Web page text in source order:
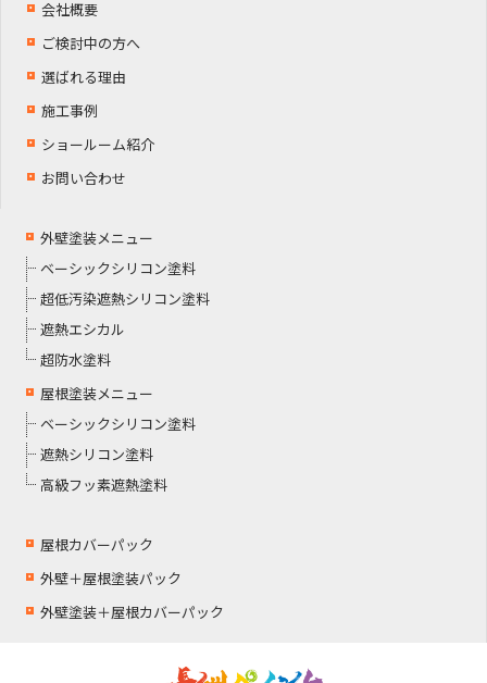
会社概要
ご検討中の方へ
選ばれる理由
施工事例
ショールーム紹介
お問い合わせ
外壁塗装メニュー
ベーシックシリコン塗料
超低汚染遮熱シリコン塗料
遮熱エシカル
超防水塗料
屋根塗装メニュー
ベーシックシリコン塗料
遮熱シリコン塗料
高級フッ素遮熱塗料
屋根カバーパック
外壁＋屋根塗装パック
外壁塗装＋屋根カバーパック